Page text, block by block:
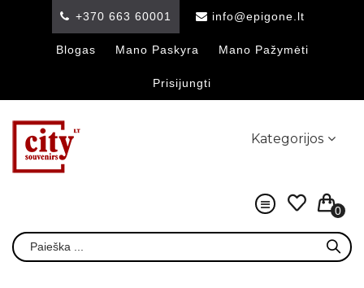
+370 663 60001 info@epigone.lt
Blogas Mano Paskyra Mano Pažymėti
Prisijungti
Kategorijos
0